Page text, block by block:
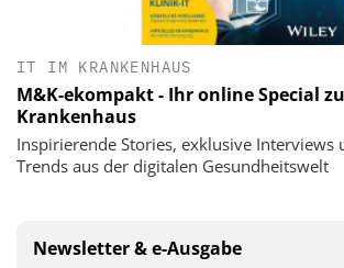
IT IM KRANKENHAUS
M&K-ekompakt - Ihr online Special
Krankenhaus
Inspirierende Stories, exklusive Interviews
Trends aus der digitalen Gesundheitswelt
Newsletter & e-Ausgabe